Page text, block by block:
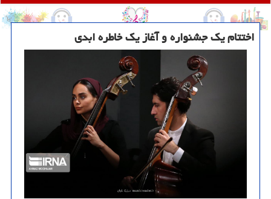
اختتام یك جشنواره و آغاز یك خاطره ابدی